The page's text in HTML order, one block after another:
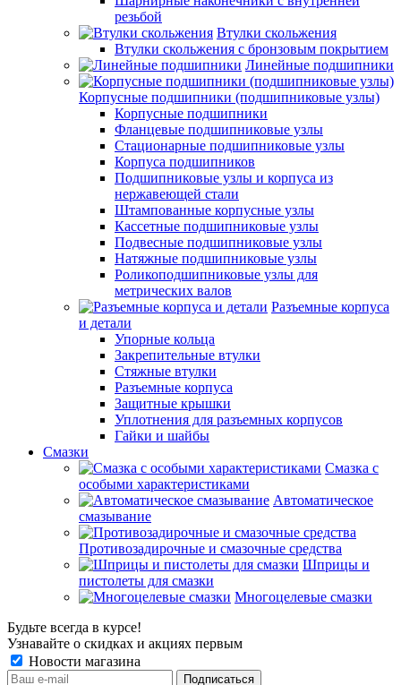
резьбой
Втулки скольжения
Втулки скольжения с бронзовым покрытием
Линейные подшипники
Корпусные подшипники (подшипниковые узлы)
Корпусные подшипники
Фланцевые подшипниковые узлы
Стационарные подшипниковые узлы
Корпуса подшипников
Подшипниковые узлы и корпуса из
нержавеющей стали
Штампованные корпусные узлы
Кассетные подшипниковые узлы
Подвесные подшипниковые узлы
Натяжные подшипниковые узлы
Роликоподшипниковые узлы для
метрических валов
Разъемные корпуса
и детали
Упорные кольца
Закрепительные втулки
Стяжные втулки
Разъемные корпуса
Защитные крышки
Уплотнения для разъемных корпусов
Гайки и шайбы
Смазки
Смазка с
особыми характеристиками
Автоматическое
смазывание
Противозадирочные и смазочные средства
Шприцы и
пистолеты для смазки
Многоцелевые смазки
Будьте всегда в курсе!
Узнавайте о скидках и акциях первым
Новости магазина